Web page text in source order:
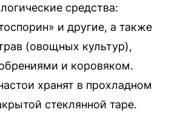
средства:
и другие, а также
(овощных культур),
и коровяком.
хранят в прохладном
стеклянной таре.